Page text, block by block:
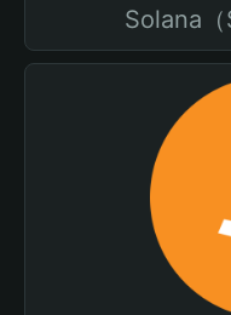
Solana（